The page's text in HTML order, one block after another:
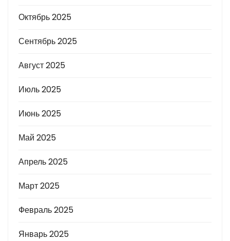
Октябрь 2025
Сентябрь 2025
Август 2025
Июль 2025
Июнь 2025
Май 2025
Апрель 2025
Март 2025
Февраль 2025
Январь 2025